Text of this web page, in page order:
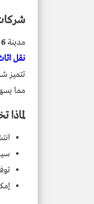
مدينة6 أكتوبر
نقل
تتميز
مما
لماذا